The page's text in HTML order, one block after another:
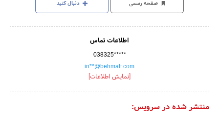
صفحه رسمی دنبال کنید
اطلاعات تماس
038325*****
in**@behmalt.com
[نمایش اطلاعات]
منتشر شده در سرویس: